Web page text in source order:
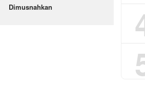
Dimusnahkan